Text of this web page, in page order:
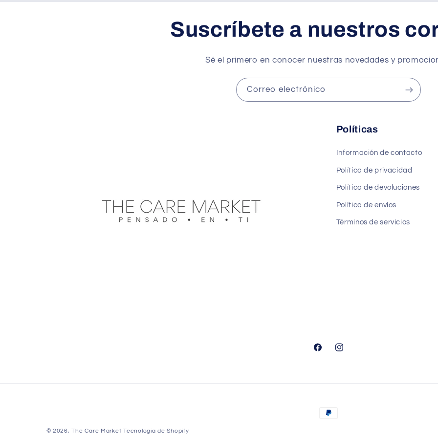
Suscríbete a nuestros
Sé el primero en conocer nuestras novedades y
Correo electrónico
Políticas
Información de contacto
Política de privacidad
Política de devoluciones
Política de envíos
Términos de servicios
FacebookInstagram
Formas
© 2026, The Care Market Tecnología de Shopify